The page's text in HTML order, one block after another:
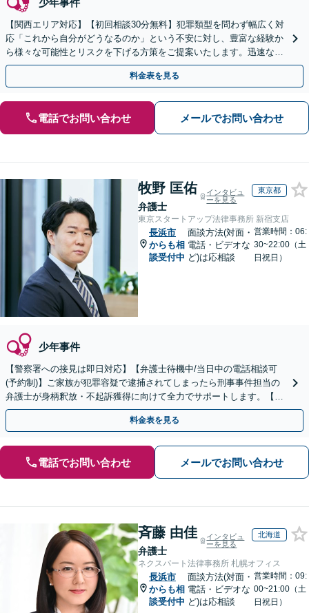
【関西エリア対応】【初回相談30分無料】犯罪類型を問わず幅広く対
応「これから自分がどうなるのか」という不安に対し、豊富な経験か
ら様々な可能性とリスクを下げる方策をご提案いたします。迅速なレ
スポンス体制で臨機応変に対応【休日・夜間相談可】
料金表を見る
電話でお問い合わせ メールでお問い合わせ
牧野 匡佑
弁護士
インタビュ
ーを見る
東京都
東京スタートアップ法律事務所 新宿支店
長浜市
からも相
談受付中
面談方法(対面・
電話・ビデオな
ど)は応相談
営業時間：06:
30~22:00（土
日祝日）
少年事件
【警察署への接見は即日対応】【弁護士待機中/当日中の電話相談可
(予約制)】ご家族が犯罪容疑で逮捕されてしまったら刑事事件担当の
弁護士が身柄釈放・不起訴獲得に向けて全力でサポートします。【毎
月100名以上の相談実績】【全国対応】
料金表を見る
電話でお問い合わせ メールでお問い合わせ
斉藤 由佳
弁護士
インタビュ
ーを見る
北海道
ネクスパート法律事務所 札幌オフィス
長浜市
からも相
談受付中
面談方法(対面・
電話・ビデオな
ど)は応相談
営業時間：09:
00~21:00（土
日祝日）